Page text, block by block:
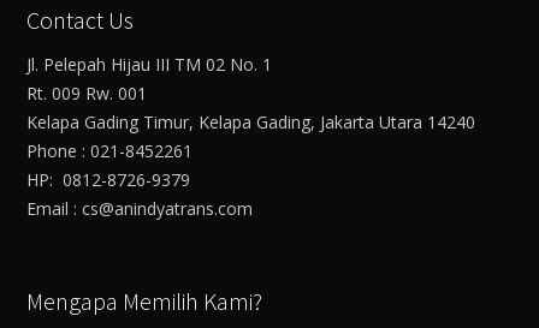
Contact Us
Jl. Pelepah Hijau III TM 02 No. 1
Rt. 009 Rw. 001
Kelapa Gading Timur, Kelapa Gading, Jakarta Utara 14240
Phone : 021-8452261
HP: 0812-8726-9379
Email : cs@anindyatrans.com
Mengapa Memilih Kami?